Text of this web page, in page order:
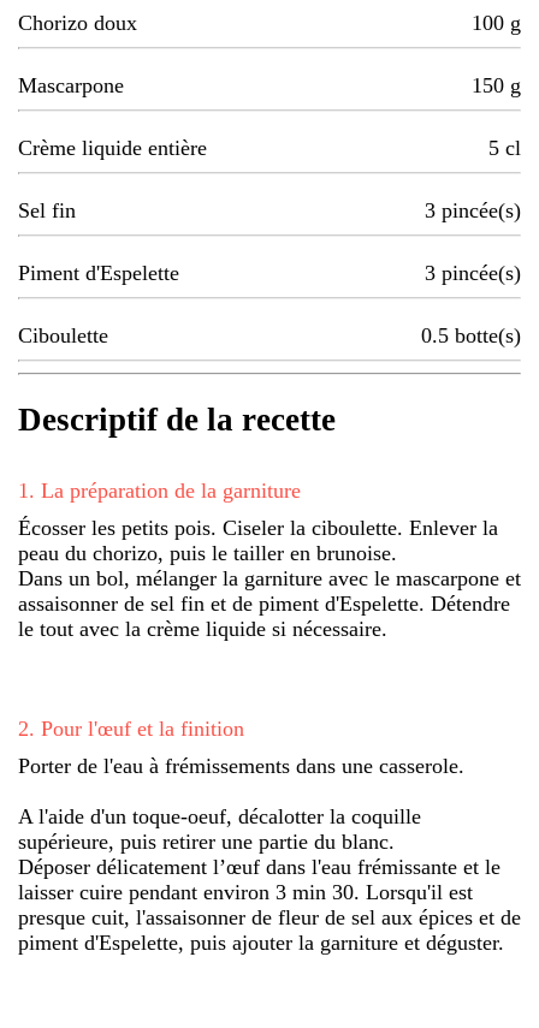
Chorizo doux
100 g
Mascarpone 150 g
Crème liquide entière 5 cl
Sel fin 3 pincée(s)
Piment d'Espelette 3 pincée(s)
Ciboulette 0.5 botte(s)
Descriptif de la recette
1 . La préparation de la garniture
Écosser les petits pois. Ciseler la ciboulette. Enlever la
peau du chorizo, puis le tailler en brunoise.
Dans un bol, mélanger la garniture avec le mascarpone et
assaisonner de sel fin et de piment d'Espelette. Détendre
le tout avec la crème liquide si nécessaire.
2. Pour l'œuf et la finition
Porter de l'eau à frémissements dans une casserole.
A l'aide d'un toque-oeuf, décalotter la coquille
supérieure, puis retirer une partie du blanc.
Déposer délicatement l’œuf dans l'eau frémissante et le
laisser cuire pendant environ 3 min 30. Lorsqu'il est
presque cuit, l'assaisonner de fleur de sel aux épices et de
piment d'Espelette, puis ajouter la garniture et déguster.